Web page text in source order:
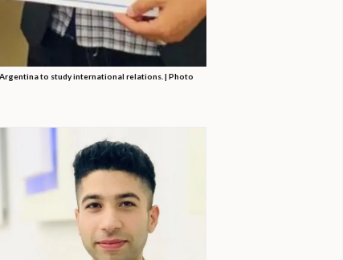
to study international relations. | Photo